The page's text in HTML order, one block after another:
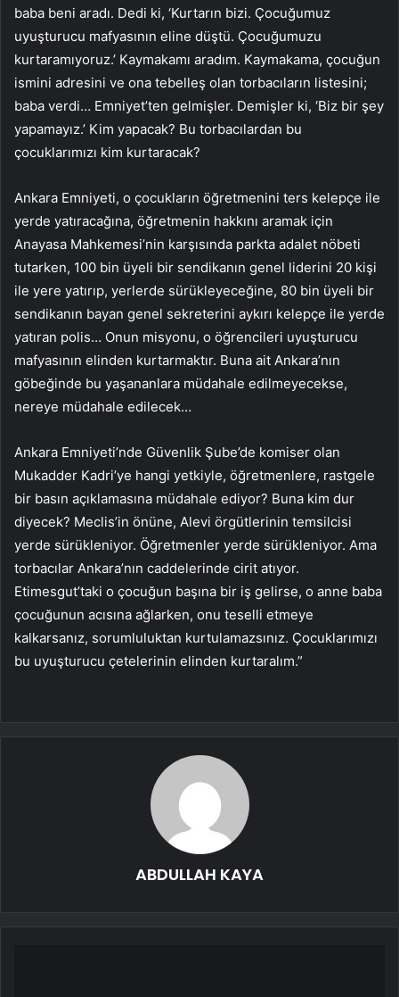
baba beni aradı. Dedi ki, ‘Kurtarın bizi. Çocuğumuz
uyuşturucu mafyasının eline düştü. Çocuğumuzu
kurtaramıyoruz.’ Kaymakamı aradım. Kaymakama, çocuğun
ismini adresini ve ona tebelleş olan torbacıların listesini;
baba verdi… Emniyet’ten gelmişler. Demişler ki, ‘Biz bir şey
yapamayız.’ Kim yapacak? Bu torbacılardan bu
çocuklarımızı kim kurtaracak?
Ankara Emniyeti, o çocukların öğretmenini ters kelepçe ile
yerde yatıracağına, öğretmenin hakkını aramak için
Anayasa Mahkemesi’nin karşısında parkta adalet nöbeti
tutarken, 100 bin üyeli bir sendikanın genel liderini 20 kişi
ile yere yatırıp, yerlerde sürükleyeceğine, 80 bin üyeli bir
sendikanın bayan genel sekreterini aykırı kelepçe ile yerde
yatıran polis… Onun misyonu, o öğrencileri uyuşturucu
mafyasının elinden kurtarmaktır. Buna ait Ankara’nın
göbeğinde bu yaşananlara müdahale edilmeyecekse,
nereye müdahale edilecek…
Ankara Emniyeti’nde Güvenlik Şube’de komiser olan
Mukadder Kadri’ye hangi yetkiyle, öğretmenlere, rastgele
bir basın açıklamasına müdahale ediyor? Buna kim dur
diyecek? Meclis’in önüne, Alevi örgütlerinin temsilcisi
yerde sürükleniyor. Öğretmenler yerde sürükleniyor. Ama
torbacılar Ankara’nın caddelerinde cirit atıyor.
Etimesgut’taki o çocuğun başına bir iş gelirse, o anne baba
çocuğunun acısına ağlarken, onu teselli etmeye
kalkarsanız, sorumluluktan kurtulamazsınız. Çocuklarımızı
bu uyuşturucu çetelerinin elinden kurtaralım.”
ABDULLAH KAYA